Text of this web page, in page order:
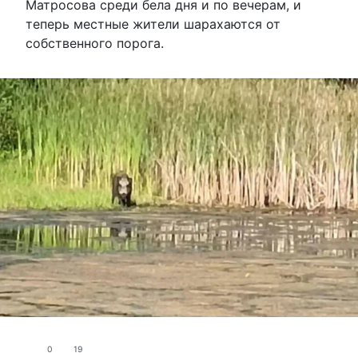
Матросова среди бела дня и по вечерам, и
теперь местные жители шарахаются от
собственного порога.
0 19